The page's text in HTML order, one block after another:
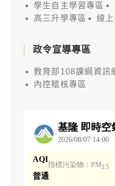
學生自主學習專區
高三升學專區
線
政令宣導專區
教育部108課綱資訊
內控稽核專區